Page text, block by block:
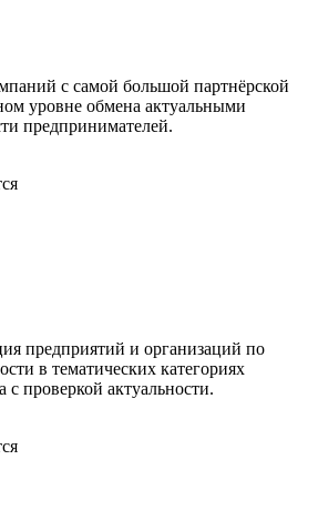
с самой большой партнёрской
уровне обмена актуальными
предпринимателей.
предприятий и организаций по
в тематических категориях
проверкой актуальности.